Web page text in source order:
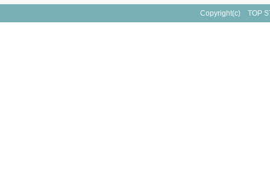
Copyright(c) TOP